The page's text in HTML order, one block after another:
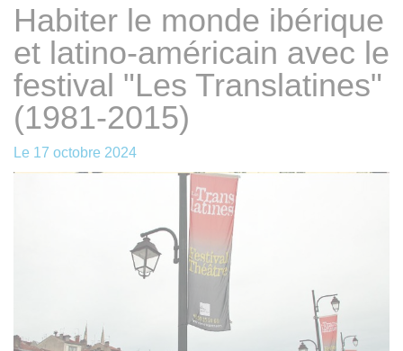
Habiter le monde ibérique
et latino-américain avec le
festival "Les Translatines"
(1981-2015)
Le 17 octobre 2024